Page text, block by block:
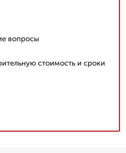
вопросы
стоимость и сроки